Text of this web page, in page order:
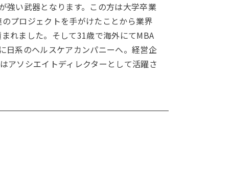
強い武器となります。この方は大学卒業
プロジェクトを手がけたことから業界
れました。そして31歳で海外にてMBA
日系のヘルスケアカンパニーへ。経営企
アソシエイトディレクターとして活躍さ